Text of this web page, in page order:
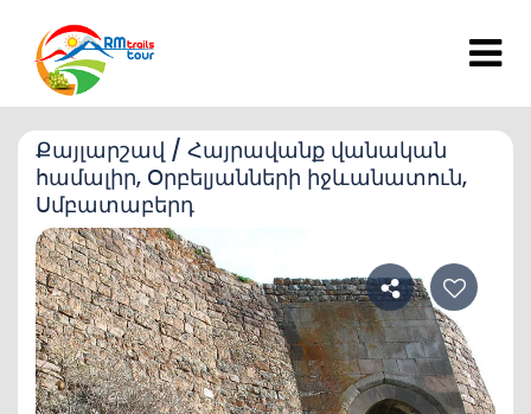
Քայլարշավ / Հայրավանք վանական
համալիր, Օրբելյանների իջևանատուն,
Սմբատաբերդ